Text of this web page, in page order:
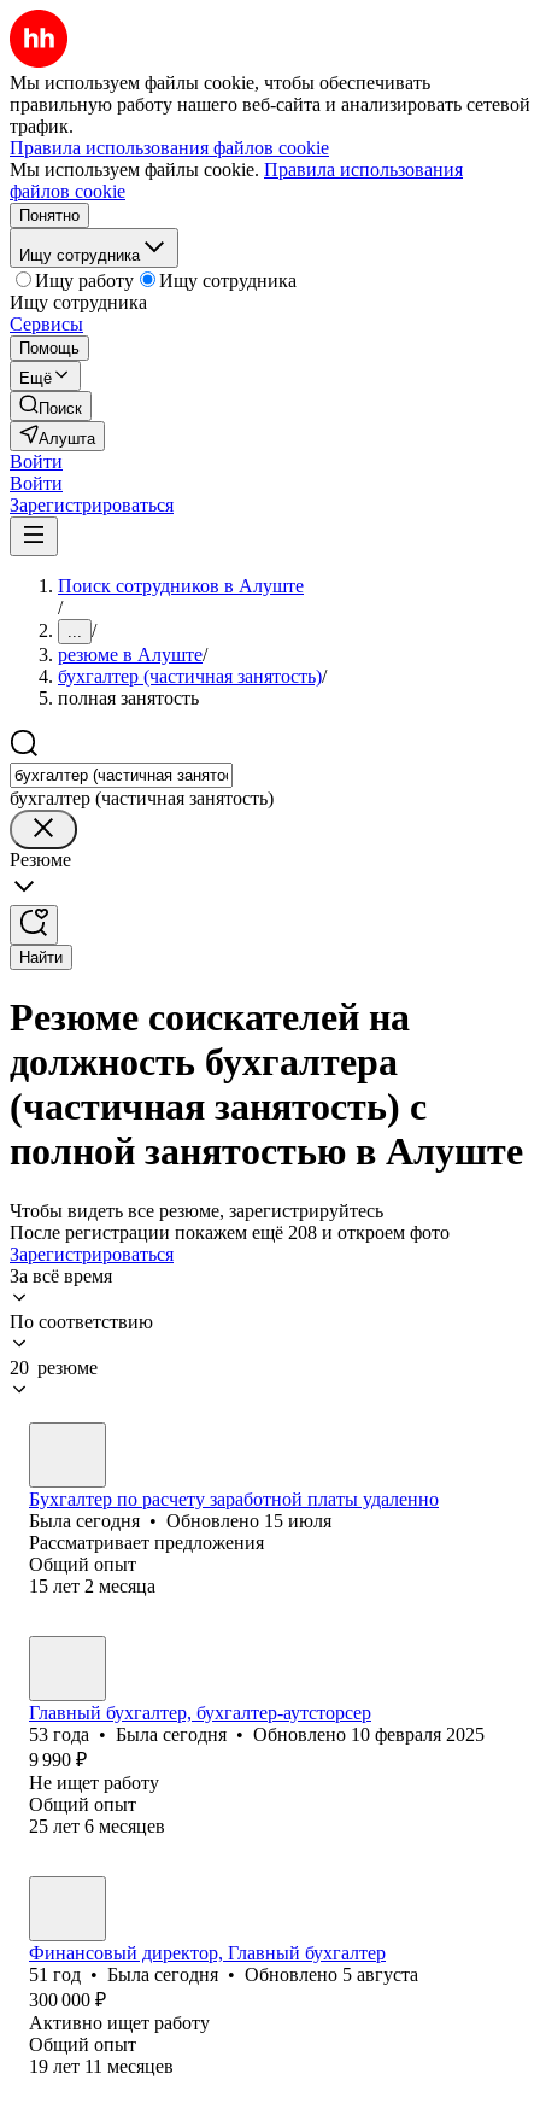
Мы используем файлы cookie, чтобы обеспечивать
правильную работу нашего веб-сайта и анализировать сетевой
трафик.
Правила использования файлов cookie
Мы используем файлы cookie. Правила использования
файлов cookie
Понятно
Ищу сотрудника
Ищу работу
Ищу сотрудника
Ищу сотрудника
Сервисы
Помощь
Ещё
Поиск
Алушта
Войти
Войти
Зарегистрироваться
Поиск сотрудников в Алуште
/
... /
резюме в Алуште/
бухгалтер (частичная занятость)/
полная занятость
бухгалтер (частичная занятость)
Резюме
Найти
Резюме соискателей на
должность бухгалтера
(частичная занятость) с
полной занятостью в Алуште
Чтобы видеть все резюме, зарегистрируйтесь
После регистрации покажем ещё 208 и откроем фото
Зарегистрироваться
За всё время
По соответствию
20 резюме
Бухгалтер по расчету заработной платы удаленно
Была сегодня • Обновлено 15 июля
Рассматривает предложения
Общий опыт
15 лет 2 месяца
Главный бухгалтер, бухгалтер-аутсторсер
53 года • Была сегодня • Обновлено 10 февраля 2025
9 990 ₽
Не ищет работу
Общий опыт
25 лет 6 месяцев
Финансовый директор, Главный бухгалтер
51 год • Была сегодня • Обновлено 5 августа
300 000 ₽
Активно ищет работу
Общий опыт
19 лет 11 месяцев